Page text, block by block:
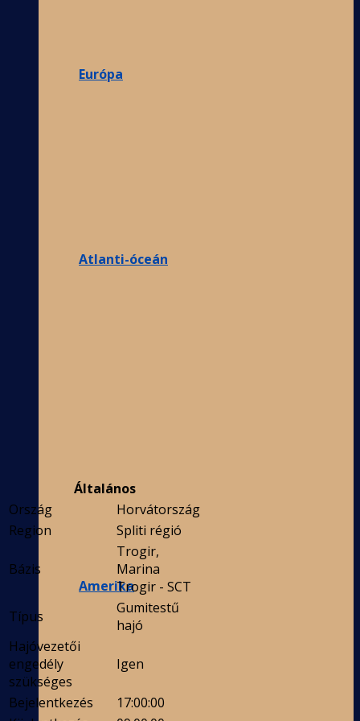
Európa
Atlanti-óceán
Amerika
Általános
Ország
Horvátország
Region
Spliti régió
Bázis
Trogir,
Marina
Trogir - SCT
Típus
Gumitestű
hajó
Hajóvezetői
engedély
szükséges
Igen
Bejelentkezés
17:00:00